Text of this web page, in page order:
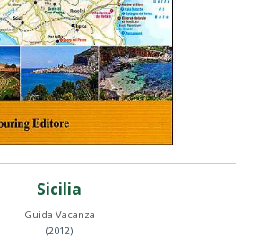
Sicilia
Guida Vacanza
(2012)